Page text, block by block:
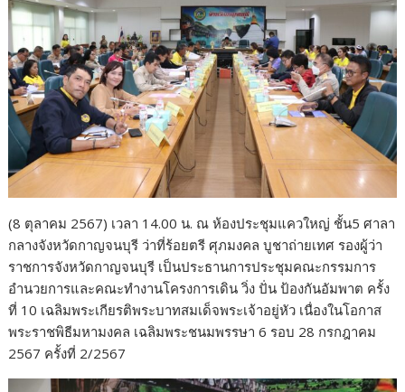
(8 ตุลาคม 2567) เวลา 14.00 น. ณ ห้องประชุมแควใหญ่ ชั้น5 ศาลา
กลางจังหวัดกาญจนบุรี ว่าที่ร้อยตรี ศุภมงคล บูชาถ่ายเทศ รองผู้ว่า
ราชการจังหวัดกาญจนบุรี เป็นประธานการประชุมคณะกรรมการ
อำนวยการและคณะทำงานโครงการเดิน วิ่ง ปั่น ป้องกันอัมพาต ครั้ง
ที่ 10 เฉลิมพระเกียรติพระบาทสมเด็จพระเจ้าอยู่หัว เนื่องในโอกาส
พระราชพิธีมหามงคล เฉลิมพระชนมพรรษา 6 รอบ 28 กรกฎาคม
2567 ครั้งที่ 2/2567